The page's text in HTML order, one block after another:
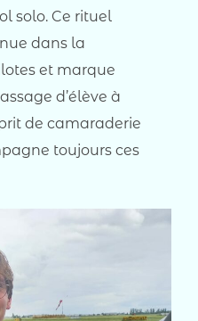
solo. Ce rituel
dans la
et marque
d’élève à
de camaraderie
toujours ces